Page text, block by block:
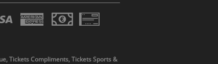
Tickets Compliments, Tickets Sports &